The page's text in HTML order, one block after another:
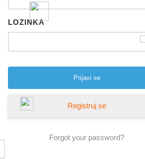
LOZINKA
Registruj se
Forgot your password?